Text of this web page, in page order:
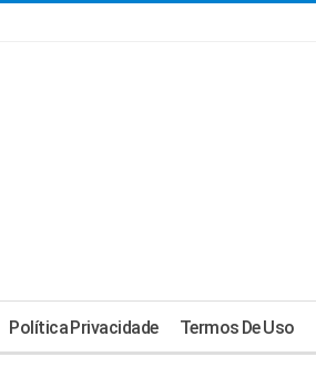
Política Privacidade Termos De Uso